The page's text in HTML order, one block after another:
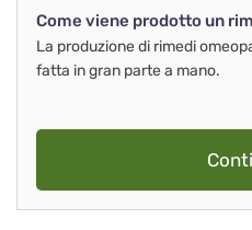
Come viene prodotto un
La produzione di rimedi
fatta in gran parte a mano.